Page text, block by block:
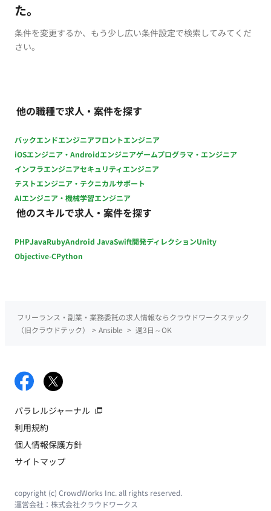
た。
条件を変更するか、もう少し広い条件設定で検索してみてくだ
さい。
他の職種で求人・案件を探す
バックエンドエンジニアフロントエンジニア
iOSエンジニア・Androidエンジニアゲームプログラマ・エンジニア
インフラエンジニアセキュリティエンジニア
テストエンジニア・テクニカルサポート
AIエンジニア・機械学習エンジニア
他のスキルで求人・案件を探す
PHPJavaRubyAndroid JavaSwift開発ディレクションUnity
Objective-CPython
フリーランス・副業・業務委託の求人情報ならクラウドワークステック
（旧クラウドテック）
> Ansible > 週3日～OK
パラレルジャーナル
利用規約
個人情報保護方針
サイトマップ
copyright (c) CrowdWorks Inc. all rights reserved.
運営会社： 株式会社クラウドワークス